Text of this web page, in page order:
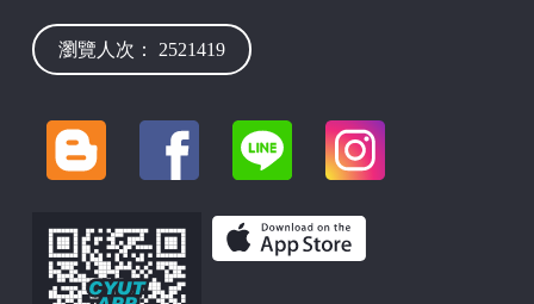
瀏覽人次： 2521419